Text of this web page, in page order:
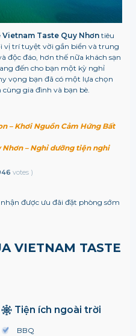
Vietnam Taste Quy Nhơn tiêu
vị trí tuyệt vời gần biển và trung
độc đáo, hơn thế nữa khách sạn
đến cho bạn một kỳ nghỉ
vọng bạn đã có một lựa chọn
gia đình và bạn bè.
– Khơi Nguồn Cảm Hứng Bất
Nhơn – Nghỉ dưỡng tiện nghi
votes )
được ưu đãi đặt phòng sớm
VIETNAM TASTE
Tiện ích ngoài trời
BBQ